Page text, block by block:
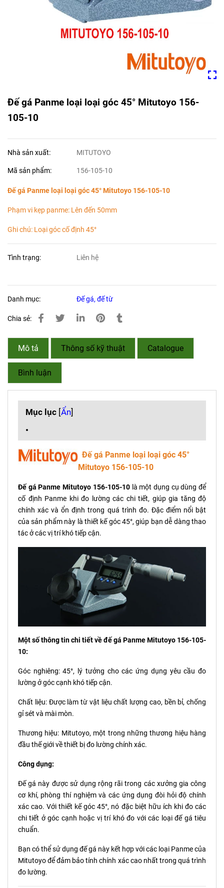
Đế gá Panme loại loại góc 45° Mitutoyo 156-
105-10
Nhà sản xuất: MITUTOYO
Mã sản phẩm: 156-105-10
Đế gá Panme loại loại góc 45° Mitutoyo 156-105-10
Phạm vi kẹp panme: Lên đến 50mm
Ghi chú: Loại góc cố định 45°
Tình trạng: Liên hệ
Danh mục: Đế gá, đế từ
Chia sẻ:
Mô tả Thông số kỹ thuật Catalogue
Bình luận
Mục lục [Ẩn]
Đế gá Panme loại loại góc 45°
Mitutoyo 156-105-10
Đế gá Panme Mitutoyo 156-105-10 là một dụng cụ dùng để
cố định Panme khi đo lường các chi tiết, giúp gia tăng độ
chính xác và ổn định trong quá trình đo. Đặc điểm nổi bật
của sản phẩm này là thiết kế góc 45°, giúp bạn dễ dàng thao
tác ở các vị trí khó tiếp cận.
Một số thông tin chi tiết về đế gá Panme Mitutoyo 156-105-
10:
Góc nghiêng: 45°, lý tưởng cho các ứng dụng yêu cầu đo
lường ở góc cạnh khó tiếp cận.
Chất liệu: Được làm từ vật liệu chất lượng cao, bền bỉ, chống
gỉ sét và mài mòn.
Thương hiệu: Mitutoyo, một trong những thương hiệu hàng
đầu thế giới về thiết bị đo lường chính xác.
Công dụng:
Đế gá này được sử dụng rộng rãi trong các xưởng gia công
cơ khí, phòng thí nghiệm và các ứng dụng đòi hỏi độ chính
xác cao. Với thiết kế góc 45°, nó đặc biệt hữu ích khi đo các
chi tiết ở góc cạnh hoặc vị trí khó đo với các loại đế gá tiêu
chuẩn.
Bạn có thể sử dụng đế gá này kết hợp với các loại Panme của
Mitutoyo để đảm bảo tính chính xác cao nhất trong quá trình
đo lường.